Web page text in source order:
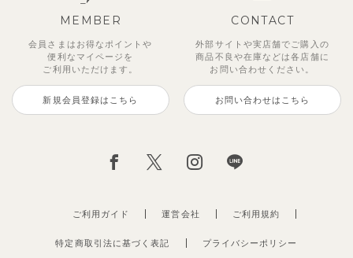
MEMBER
会員さまはお得なポイントや
便利な マイページを
ご利用いただけます。
新規会員登録はこちら
CONTACT
外部サイトや実店舗でご購入の
商品不良や在庫などは各店舗に
お問い合わせください。
お問い合わせはこちら
ご利用ガイド 運営会社
特定商取引法に基づく表記 プライバシーポリシー
ご利用規約